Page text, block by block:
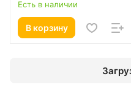
Есть в наличии
В корзину